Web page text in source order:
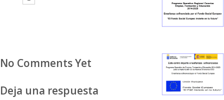
No Comments Yet
Deja una respuesta